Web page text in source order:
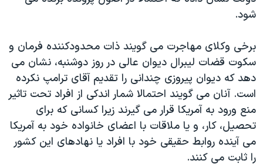
شود.
برخی وکلای مهاجرت می گویند ذات محدودکننده فرمان و
سکوت قضات لیبرال دیوان عالی در روز دوشنبه، نشان می
دهد که دیوان پیروزی چندانی را تقدیم آقای ترامپ نکرده
است. آنان می گویند احتمالا شمار اندکی از افراد تحت تاثیر
منع ورود به آمریکا قرار می گیرند زیرا کسانی که برای
تحصیل، کار، و یا ملاقات با اعضای خانواده خود به آمریکا
می آینده روابط حقیقی خود با افراد یا نهادهای این کشور
را ثابت می کنند.